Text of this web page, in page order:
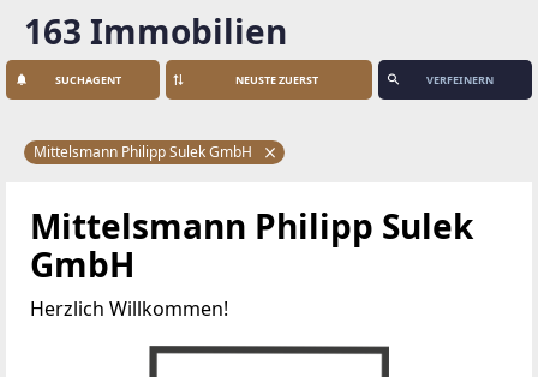
163 Immobilien
SUCHAGENT VERFEINERN
Mittelsmann Philipp Sulek GmbH
Mittelsmann Philipp Sulek
GmbH
Herzlich Willkommen!